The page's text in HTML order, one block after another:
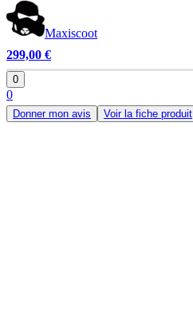
Maxiscoot
299,00 €
0
0
Donner mon avis Voir la fiche produit